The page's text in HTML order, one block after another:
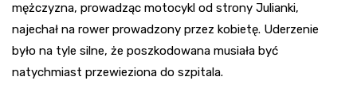
mężczyzna, prowadząc motocykl od strony Julianki,
najechał na rower prowadzony przez kobietę. Uderzenie
było na tyle silne, że poszkodowana musiała być
natychmiast przewieziona do szpitala.